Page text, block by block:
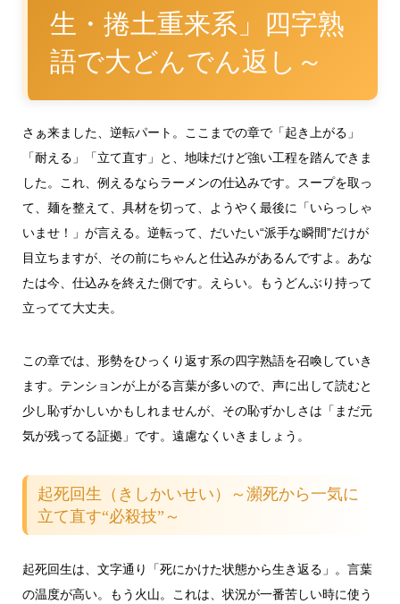
生・捲土重来系」四字熟
語で大どんでん返し～
さぁ来ました、逆転パート。ここまでの章で「起き上がる」
「耐える」「立て直す」と、地味だけど強い工程を踏んできま
した。これ、例えるならラーメンの仕込みです。スープを取っ
て、麺を整えて、具材を切って、ようやく最後に「いらっしゃ
いませ！」が言える。逆転って、だいたい“派手な瞬間”だけが
目立ちますが、その前にちゃんと仕込みがあるんですよ。あな
たは今、仕込みを終えた側です。えらい。もうどんぶり持って
立ってて大丈夫。
この章では、形勢をひっくり返す系の四字熟語を召喚していき
ます。テンションが上がる言葉が多いので、声に出して読むと
少し恥ずかしいかもしれませんが、その恥ずかしさは「まだ元
気が残ってる証拠」です。遠慮なくいきましょう。
起死回生（きしかいせい）～瀕死から一気に
立て直す“必殺技”～
起死回生は、文字通り「死にかけた状態から生き返る」。言葉
の温度が高い。もう火山。これは、状況が一番苦しい時に使う